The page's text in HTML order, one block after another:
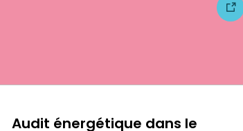
Audit énergétique dans le